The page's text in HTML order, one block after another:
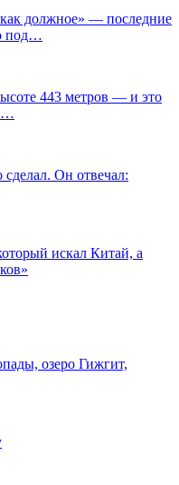
должное» — последние
под…
443 метров — и это
Он отвечал:
искал Китай, а
озеро Гижгит,